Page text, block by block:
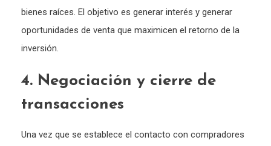
bienes raíces. El objetivo es generar interés y generar
oportunidades de venta que maximicen el retorno de la
inversión.
4. Negociación y cierre de
transacciones
Una vez que se establece el contacto con compradores